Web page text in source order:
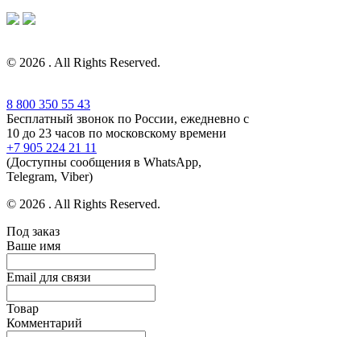
© 2026 . All Rights Reserved.
8 800 350 55 43
Бесплатный звонок по России, ежедневно с
10 до 23 часов по московскому времени
+7 905 224 21 11
(Доступны сообщения в WhatsApp,
Telegram, Viber)
© 2026 . All Rights Reserved.
Под заказ
Ваше имя
Email для связи
Товар
Комментарий